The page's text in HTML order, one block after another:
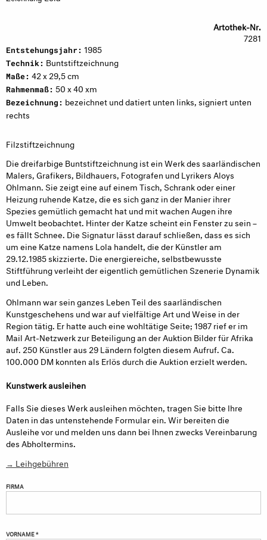
Artothek-Nr.
7281
Entstehungsjahr: 1985
Technik: Buntstiftzeichnung
Maße: 42 x 29,5 cm
Rahmenmaß: 50 x 40 xm
Bezeichnung: bezeichnet und datiert unten links, signiert unten
rechts
Filzstiftzeichnung
Die dreifarbige Buntstiftzeichnung ist ein Werk des saarländischen
Malers, Grafikers, Bildhauers, Fotografen und Lyrikers Aloys
Ohlmann. Sie zeigt eine auf einem Tisch, Schrank oder einer
Heizung ruhende Katze, die es sich ganz in der Manier ihrer
Spezies gemütlich gemacht hat und mit wachen Augen ihre
Umwelt beobachtet. Hinter der Katze scheint ein Fenster zu sein –
es fällt Schnee. Die Signatur lässt darauf schließen, dass es sich
um eine Katze namens Lola handelt, die der Künstler am
29.12.1985 skizzierte. Die energiereiche, selbstbewusste
Stiftführung verleiht der eigentlich gemütlichen Szenerie Dynamik
und Leben.
Ohlmann war sein ganzes Leben Teil des saarländischen
Kunstgeschehens und war auf vielfältige Art und Weise in der
Region tätig. Er hatte auch eine wohltätige Seite; 1987 rief er im
Mail Art-Netzwerk zur Beteiligung an der Auktion Bilder für Afrika
auf. 250 Künstler aus 29 Ländern folgten diesem Aufruf. Ca.
100.000 DM konnten als Erlös durch die Auktion erzielt werden.
Kunstwerk ausleihen
Falls Sie dieses Werk ausleihen möchten, tragen Sie bitte Ihre
Daten in das untenstehende Formular ein. Wir bereiten die
Ausleihe vor und melden uns dann bei Ihnen zwecks Vereinbarung
des Abholtermins.
→ Leihgebühren
FIRMA
VORNAME *